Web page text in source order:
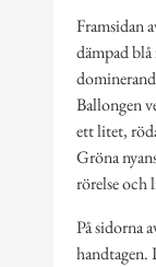
Framsidan
dämpad
Ballongen
ett litet,
Gröna
rörelse och
På sidorna
handtagen.